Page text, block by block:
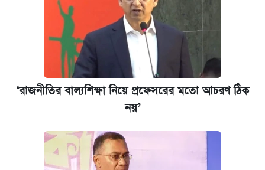
‘রাজনীতির বাল্যশিক্ষা নিয়ে প্রফেসরের মতো আচরণ ঠিক
নয়’